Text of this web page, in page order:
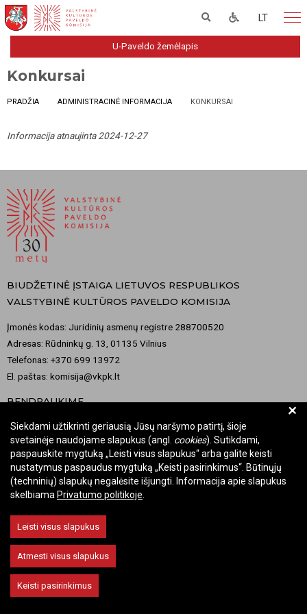
LT
U-Paveldo žemėlapis
Konkursai
PRADŽIA ADMINISTRACINĖ INFORMACIJA KONKURSAI
Informacija atnaujinta 2024-12-27
BIUDŽETINĖ ĮSTAIGA LIETUVOS RESPUBLIKOS
VALSTYBINĖ KULTŪROS PAVELDO KOMISIJA
Įmonės kodas: Juridinių asmenų registre 288700520
Adresas: Rūdninkų g. 13, 01135 Vilnius
Telefonas: +370 699 13972
El. paštas: komisija@vkpk.lt
BENDRAUKIME
© 2026 Valstybinė kultūros paveldo komisija. Visos teisės saugomos.
Keisti slapukų nustatymus
+
Siekdami užtikrinti geriausią Jūsų naršymo patirtį, šioje
svetainėje naudojame slapukus (angl. cookies). Sutikdami,
paspauskite mygtuką „Leisti visus slapukus“ arba galite keisti
nustatymus paspaudus mygtuką „Keisti pasirinkimus“. Būtinųjų
(techninių) slapukų negalėsite išjungti. Informacija apie slapukus
skelbiama Privatumo politikoje
Leisti visus slapukus
Atmesti visus slapukus
Keisti pasirinkimus